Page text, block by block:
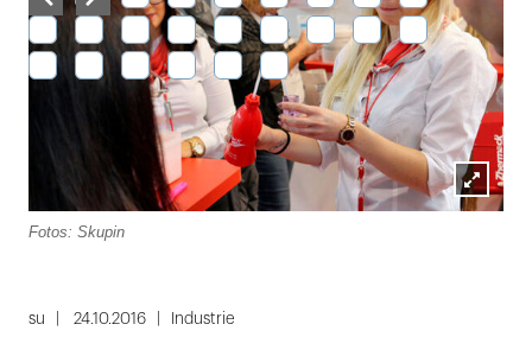
Lightbox
Fotos: Skupin
1
su 24.10.2016 Industrie